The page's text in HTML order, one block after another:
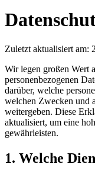
Zuletzt aktualisiert am:
Wir legen großen Wert
personenbezogenen
darüber, welche
welchen Zwecken und
weitergeben. Diese
aktualisiert, um eine
gewährleisten.
1. Welche